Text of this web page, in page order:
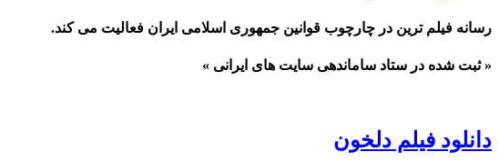
رسانه فیلم ترین در چارچوب قوانین جمهوری اسلامی ایران فعالیت می کند.
« ثبت شده در ستاد ساماندهی سایت های ایرانی »
دانلود فیلم دلخون